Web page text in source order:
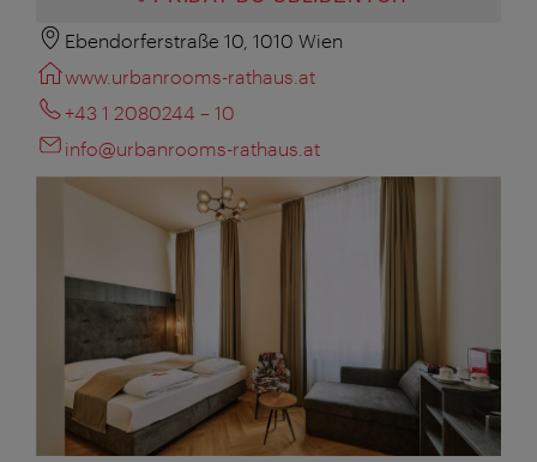
Ebendorferstraße 10, 1010 Wien
www.urbanrooms-rathaus.at
+43 1 2080244 – 10
info@urbanrooms-rathaus.at